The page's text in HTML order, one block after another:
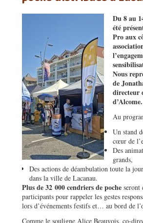
Du 8 au
été
Pro aux
Nous
de
directeur
d’Alcome.
Au
Un stand
cœur de
Des
grands,
Des actions de déambulation toute la
dans la ville de Lacanau.
Plus de 32 000 cendriers de poche seront
participants pour rappeler les gestes
lors d’événements festifs et… au bord de
Comme le souligne Alice Beauvois, co-